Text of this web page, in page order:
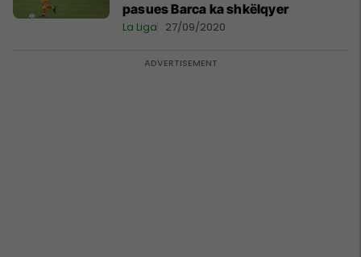
pasues Barca ka shkëlqyer
La Liga 27/09/2020